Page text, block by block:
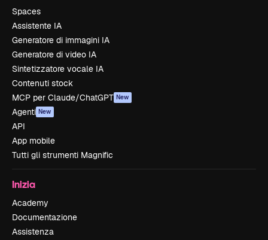
Spaces
Assistente IA
Generatore di immagini IA
Generatore di video IA
Sintetizzatore vocale IA
Contenuti stock
MCP per Claude/ChatGPT New
Agenti New
API
App mobile
Tutti gli strumenti Magnific
Inizia
Academy
Documentazione
Assistenza